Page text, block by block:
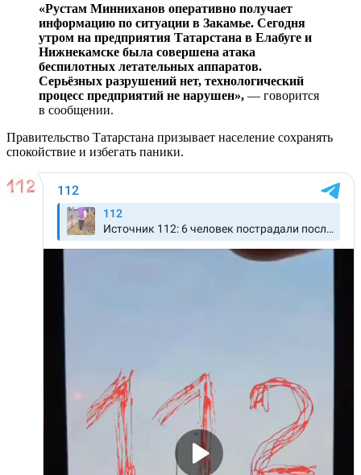
«Рустам Минниханов оперативно получает
информацию по ситуации в Закамье. Сегодня
утром на предприятия Татарстана в Елабуге и
Нижнекамске была совершена атака
беспилотных летательных аппаратов.
Серьёзных разрушений нет, технологический
процесс предприятий не нарушен», — говорится
в сообщении.
Правительство Татарстана призывает население сохранять
спокойствие и избегать паники.